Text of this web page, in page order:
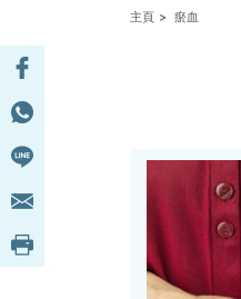
主頁 > 瘀血